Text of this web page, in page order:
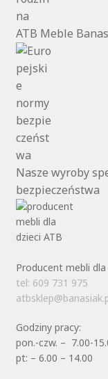
ATB Meble
Nasze wyroby
bezpieczeństwa
Producent mebli dla
tel: 609 731 975
Godziny pracy:
pon.-czw. – 7.00-
pt: – 6.00 – 14.00